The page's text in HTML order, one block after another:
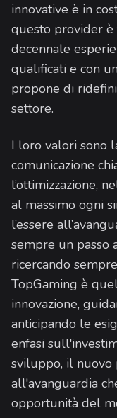
innovative è in
questo provider
decennale
qualificati e con
propone di
settore.
I loro valori sono
comunicazione
l’ottimizzazione,
al massimo ogni
l’essere
sempre un passo
ricercando
TopGaming è
innovazione,
anticipando le
enfasi
sviluppo, il nuovo
all'avanguardia
opportunità del